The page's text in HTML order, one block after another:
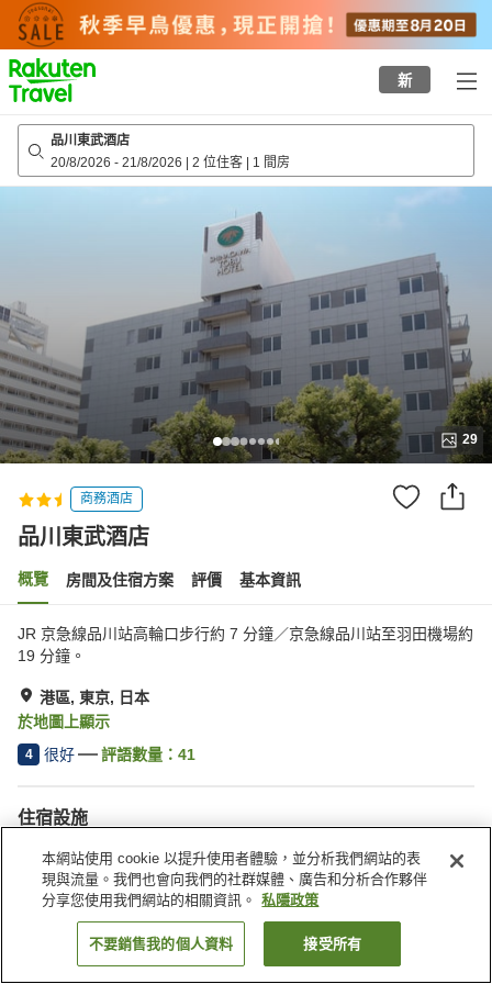
to
top
page
新
品川東武酒店
20/8/2026 - 21/8/2026 | 2 位住客 | 1 間房
29
商務酒店
品川東武酒店
概覽 房間及住宿方案 評價 基本資訊
JR 京急線品川站高輪口步行約 7 分鐘／京急線品川站至羽田機場約
19 分鐘。
港區, 東京, 日本
於地圖上顯示
4 很好 評語數量： 41
住宿設施
停車場
水療/美容院
餐廳
休息室
找客房
本網站使用 cookie 以提升使用者體驗，並分析我們網站的表
現與流量。我們也會向我們的社群媒體、廣告和分析合作夥伴
分享您使用我們網站的相關資訊。
私隱政策
不要銷售我的個人資料 接受所有